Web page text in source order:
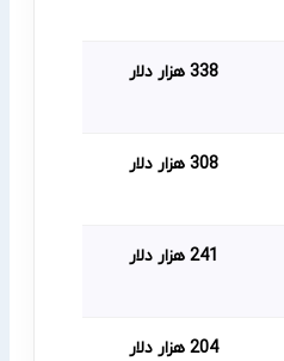
338 هزار دلار
308 هزار دلار
241 هزار دلار
204 هزار دلار